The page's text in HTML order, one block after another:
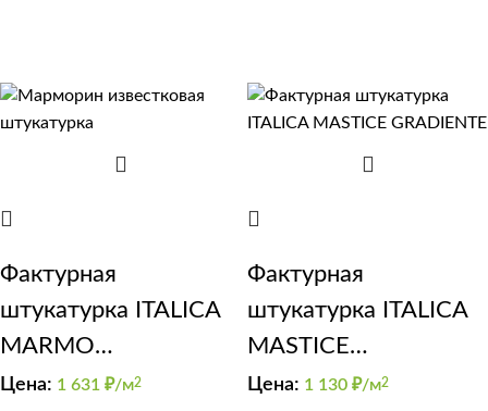
Фактурная
штукатурка ITALICA
MARMO
TRAVERTINO 500
Цена: 1 631 ₽/м2
Фактурная
штукатурка ITALICA
MASTICE
GRADIENTE
Цена: 1 130 ₽/м2